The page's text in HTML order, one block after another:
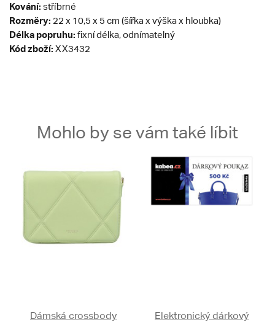
Kování: stříbrné
Rozměry: 22 x 10,5 x 5 cm (šířka x výška x hloubka)
Délka popruhu: fixní délka, odnímatelný
Kód zboží: XX3432
Mohlo by se vám také líbit
Dámská crossbody
Elektronický dárkový